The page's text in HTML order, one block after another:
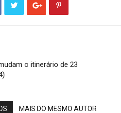
o itinerário de 23
MAIS DO MESMO AUTOR